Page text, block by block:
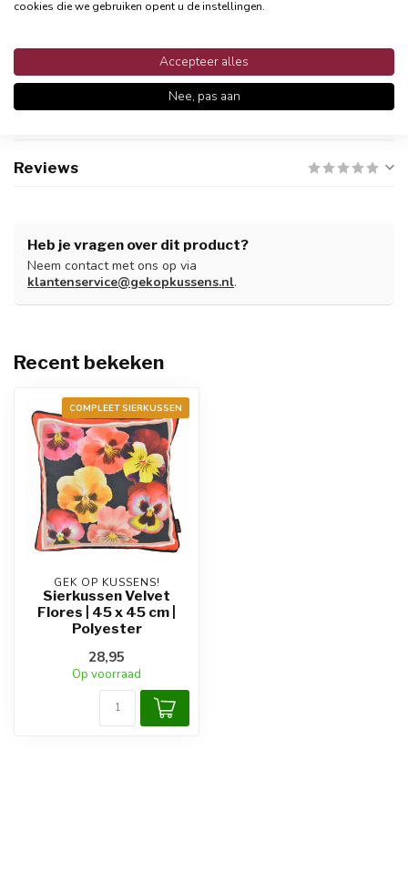
Persoonlijke klantenservices
Reviews
Heb je vragen over dit product?
Neem contact met ons op via
klantenservice@gekopkussens.nl.
Recent bekeken
COMPLEET SIERKUSSEN
GEK OP KUSSENS!
Sierkussen Velvet
Flores | 45 x 45 cm |
Polyester
28,95
Op voorraad
cookies die we gebruiken opent u de instellingen.
Accepteer alles
Nee, pas aan